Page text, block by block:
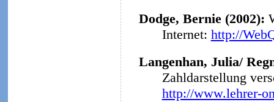
Dodge, Bernie (2002):
Internet: http://
Langenhan, Julia/
Zahldarstellung
http://www.lehrer-